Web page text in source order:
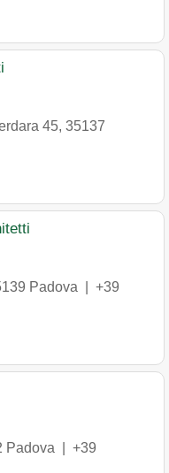
45, 35137
Padova
+39
Padova
+39